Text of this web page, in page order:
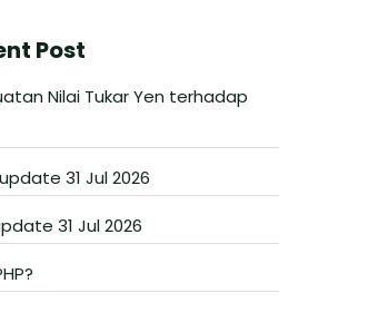
Post
Nilai Tukar Yen terhadap
31 Jul 2026
31 Jul 2026